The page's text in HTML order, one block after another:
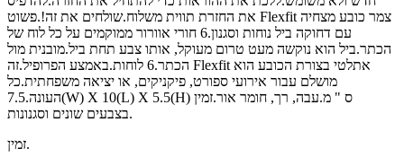
את החזרת תווית משלוח.שולחים את זה!.פשוט Flexfit צמר כובע מצחיה
עם דחוקה ביל נוחות וסגנון.6 חורי אוורור ממוקמים על כל לוח של
הכתר.ביל הוא נוקשה מעט טרום מעוקל, אותו צבע תחת ביל.מובנית מול
הכתר.6 לוחות.באמצע הפרופיל.זה Flexfit אתלטי בצורת הכובע הוא
מושלם עבור אירועי ספורט, פיקניקים, או יציאה משפחתית.כל
העונה.7.5(W) X 10(L) X 5.5(H) ס " מ.עבה, רך, חומר אור.זמין
בצבעים שונים וסגנונות.
זמין.